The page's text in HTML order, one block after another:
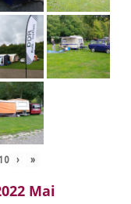
› »
Mai